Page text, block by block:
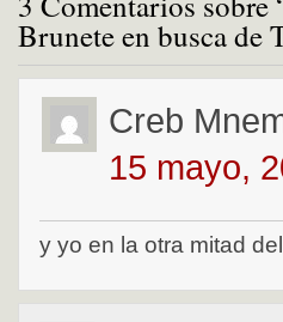
Brunete en busca de
Creb
15 mayo,
y yo en la otra mitad